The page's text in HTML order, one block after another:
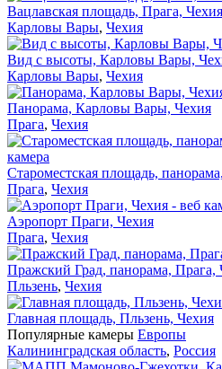
Вацлавская площадь, Прага, Чехия
Карловы Вары, Чехия
Вид с высоты, Карловы Вары,
Карловы Вары, Чехия
Панорама, Карловы Вары, Чехия
Прага, Чехия
Староместская площадь,
Прага, Чехия
Аэропорт Праги, Чехия
Прага, Чехия
Пражский Град, панорама, Прага,
Пльзень, Чехия
Главная площадь, Пльзень, Чехия
Популярные камеры Европы
Калининградская область, Россия